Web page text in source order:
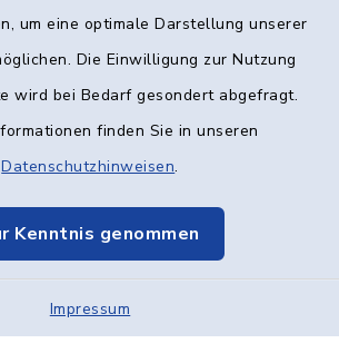
um eine optimale Darstellung unserer
Die Einwilligung zur Nutzung
wird bei Bedarf gesondert abgefragt.
finden Sie in unseren
Datenschutzhinweisen.
Kenntnis genommen
Impressum
Kontakt
Datenschutz
Kommunikation
Sitemap